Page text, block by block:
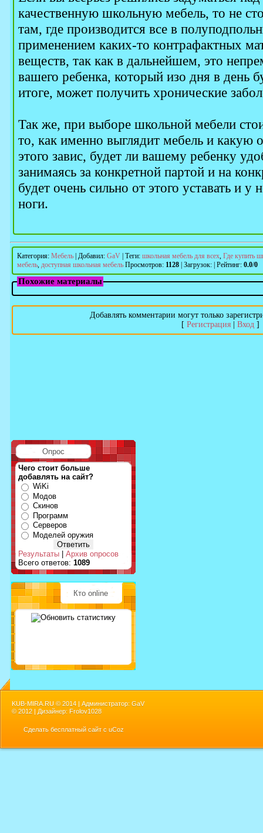
качественную школьную мебель, то не
там, где производится все в
применением каких-то контрафактных
веществ, так как в дальнейшем, это
вашего ребенка, который изо дня в день
итоге, может получить хронические
Так же, при выборе школьной мебели
то, как именно выглядит мебель и какую
этого завис, будет ли вашему ребенку
занимаясь за конкретной партой и на
будет очень сильно от этого уставать и у
ноги.
Категория: Мебель Добавил: GaV Теги: школьная мебель для всех, Где купить
мебель, доступная школьная мебель Просмотров: 1128 Загрузок: Рейтинг: 0.0/0
Похожие материалы
Добавлять комментарии могут только
[ Регистрация| Вход]
Опрос
Чего стоит больше
добавлять на сайт?
WiKi
Модов
Скинов
Программ
Серверов
Моделей оружия
Результаты
Архив опросов
Всего ответов: 1089
Кто online
KUB-MIRA.RU © 2014 | Администратор: GaV
© 2012 | Дизайнер: Frolov1028
Сделать бесплатный сайт с uCoz